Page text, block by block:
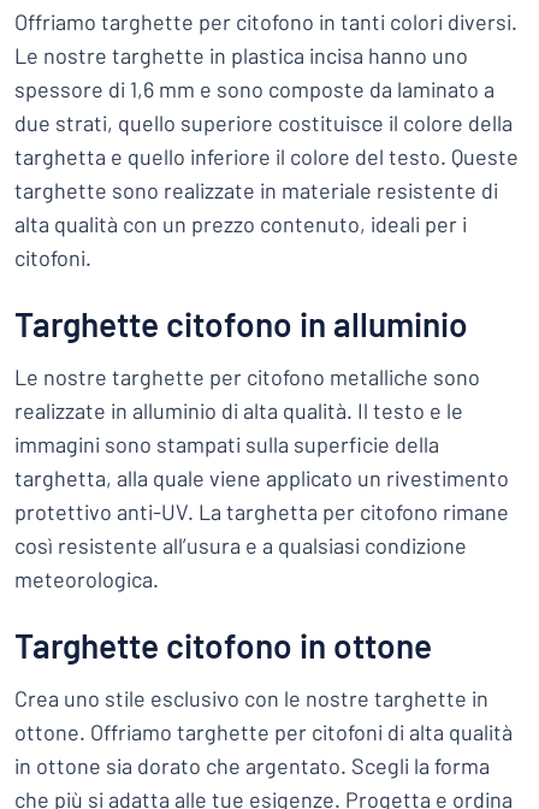
Offriamo targhette per citofono in tanti colori diversi.
Le nostre targhette in plastica incisa hanno uno
spessore di 1,6 mm e sono composte da laminato a
due strati, quello superiore costituisce il colore della
targhetta e quello inferiore il colore del testo. Queste
targhette sono realizzate in materiale resistente di
alta qualità con un prezzo contenuto, ideali per i
citofoni.
Targhette citofono in alluminio
Le nostre targhette per citofono metalliche sono
realizzate in alluminio di alta qualità. Il testo e le
immagini sono stampati sulla superficie della
targhetta, alla quale viene applicato un rivestimento
protettivo anti-UV. La targhetta per citofono rimane
così resistente all’usura e a qualsiasi condizione
meteorologica.
Targhette citofono in ottone
Crea uno stile esclusivo con le nostre targhette in
ottone. Offriamo targhette per citofoni di alta qualità
in ottone sia dorato che argentato. Scegli la forma
che più si adatta alle tue esigenze. Progetta e ordina